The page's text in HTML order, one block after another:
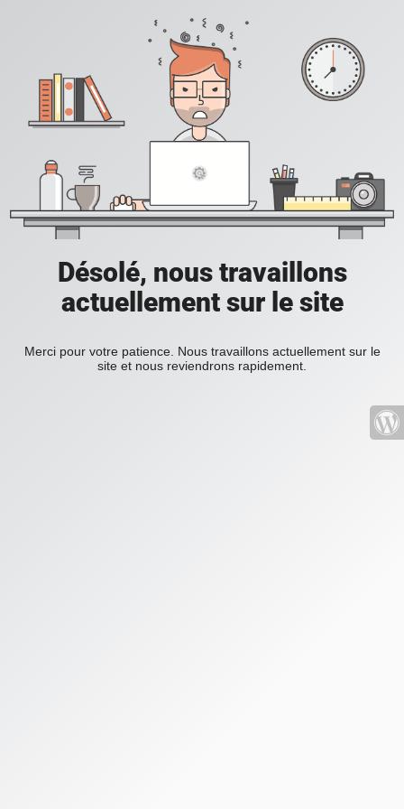
Désolé, nous travaillons
actuellement sur le site
Merci pour votre patience. Nous travaillons actuellement sur le
site et nous reviendrons rapidement.